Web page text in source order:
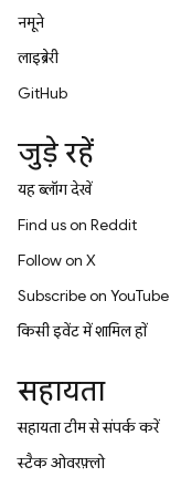
नमूने
लाइब्रेरी
GitHub
जुड़े रहें
यह ब्लॉग देखें
Find us on Reddit
Follow on X
Subscribe on YouTube
किसी इवेंट में शामिल हों
सहायता
सहायता टीम से संपर्क करें
स्टैक ओवरफ़्लो